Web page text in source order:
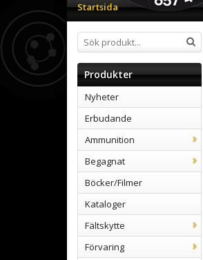
Startsida
Produkter
Nyheter
Erbudande
Ammunition
Begagnat
Böcker/Filmer
Kataloger
Fältskytte
Förvaring